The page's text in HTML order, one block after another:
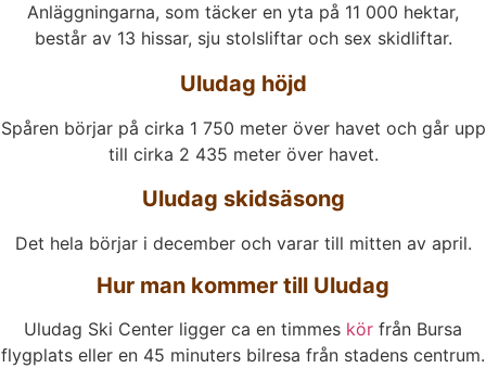
Anläggningarna, som täcker en yta på 11 000 hektar,
består av 13 hissar, sju stolsliftar och sex skidliftar.
Uludag höjd
Spåren börjar på cirka 1 750 meter över havet och går upp
till cirka 2 435 meter över havet.
Uludag skidsäsong
Det hela börjar i december och varar till mitten av april.
Hur man kommer till Uludag
Uludag Ski Center ligger ca en timmes kör från Bursa
flygplats eller en 45 minuters bilresa från stadens centrum.